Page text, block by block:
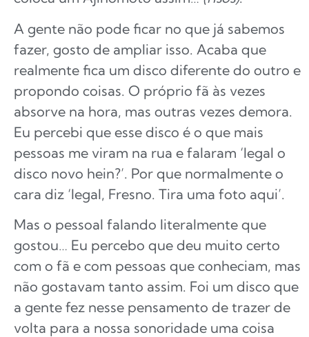
A gente não pode ficar no que já sabemos
fazer, gosto de ampliar isso. Acaba que
realmente fica um disco diferente do outro e
propondo coisas. O próprio fã às vezes
absorve na hora, mas outras vezes demora.
Eu percebi que esse disco é o que mais
pessoas me viram na rua e falaram ‘legal o
disco novo hein?’. Por que normalmente o
cara diz ‘legal, Fresno. Tira uma foto aqui’.
Mas o pessoal falando literalmente que
gostou… Eu percebo que deu muito certo
com o fã e com pessoas que conheciam, mas
não gostavam tanto assim. Foi um disco que
a gente fez nesse pensamento de trazer de
volta para a nossa sonoridade uma coisa